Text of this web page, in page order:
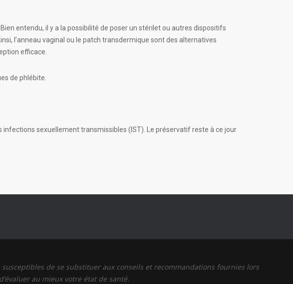
entendu, il y a la possibilité de poser un stérilet ou autres dispositifs
l’anneau vaginal ou le patch transdermique sont des alternatives
efficace.
de phlébite.
sexuellement transmissibles (IST). Le préservatif reste à ce jour
de se substituer aux conseils et recommandations fournies lors
au mieux votre état de santé.